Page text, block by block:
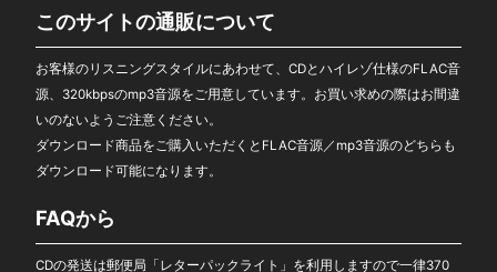
このサイトの通販について
お客様のリスニングスタイルにあわせて、CDとハイレゾ仕様のFLAC音
源、320kbpsのmp3音源をご用意しています。お買い求めの際はお間違
いのないようご注意ください。
ダウンロード商品をご購入いただくとFLAC音源／mp3音源のどちらも
ダウンロード可能になります。
FAQから
CDの発送は郵便局「レターパックライト」を利用しますので一律370